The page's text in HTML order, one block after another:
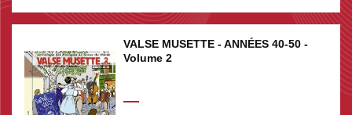
VALSE MUSETTE - ANNÉES 40-50 -
Volume 2